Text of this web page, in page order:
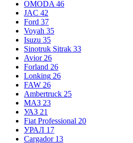
OMODA 46
JAC 42
Ford 37
Voyah 35
Isuzu 35
Sinotruk Sitrak 33
Avior 26
Forland 26
Lonking 26
FAW 26
Ambertruck 25
МАЗ 23
УАЗ 21
Fiat Professional 20
УРАЛ 17
Cargador 13